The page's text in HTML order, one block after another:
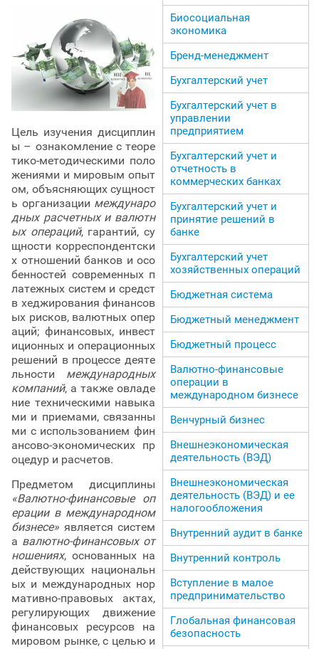
Цель изучения дисциплин
ы – ознакомление с теоре
тико-методическими поло
жениями и мировым опыт
ом, объясняющих сущност
ь организации междунаро
дных расчетных и валютн
ых операций, гарантий, су
щности корреспондентски
х отношений банков и осо
бенностей современных п
латежных систем и средст
в хеджирования финансов
ых рисков, валютных опер
аций; финансовых, инвест
иционных и операционных
решений в процессе деяте
льности международных
компаний, а также овладе
ние техническими навыка
ми и приемами, связанны
ми с использованием фин
ансово-экономических пр
оцедур и расчетов.
Предметом дисциплины
«Валютно-финансовые оп
ерации в международном
бизнесе» является систем
а валютно-финансовых от
ношениях, основанных на
действующих национальн
ых и международных нор
мативно-правовых актах,
регулирующих движение
финансовых ресурсов на
мировом рынке, с целью и
Биосоциальная
экономика
Бренд-менеджмент
Бухгалтерский учет
Бухгалтерский учет в
управлении
предприятием
Бухгалтерский учет и
отчетность в
коммерческих банках
Бухгалтерский учет и
принятие решений в
банке
Бухгалтерский учет
хозяйственных операций
Бюджетная система
Бюджетный менеджмент
Бюджетный процесс
Валютно-финансовые
операции в
международном бизнесе
Венчурный бизнес
Внешнеэкономическая
деятельность (ВЭД)
Внешнеэкономическая
деятельность (ВЭД) и ее
налогообложения
Внутренний аудит в банке
Внутренний контроль
Вступление в малое
предпринимательство
Глобальная финансовая
безопасность